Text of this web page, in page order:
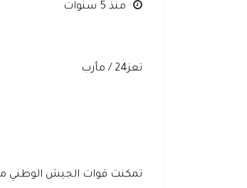
منذ 5 سنوات
تعز24 / مأرب
تمكنت قوات الجيش الوطني